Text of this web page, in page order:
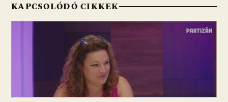
KAPCSOLÓDÓ CIKKEK